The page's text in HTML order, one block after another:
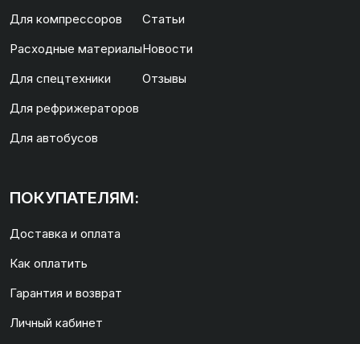
Для компрессоров
Расходные материалы
Для спецтехники
Для рефрижераторов
Для автобусов
Статьи
Новости
Отзывы
ПОКУПАТЕЛЯМ:
Доставка и оплата
Как оплатить
Гарантия и возврат
Личный кабинет